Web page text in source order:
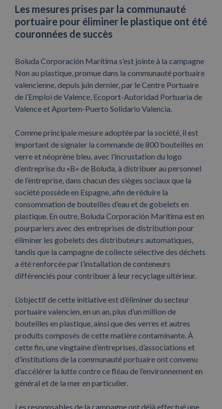
Les mesures prises par la communauté
portuaire pour éliminer le plastique ont été
couronnées de succès
Boluda Corporación Marítima s’est jointe à la campagne
Non au plastique, promue dans la communauté portuaire
valencienne, depuis juin dernier, par le Centre Portuaire
de l’Emploi de Valence, Ecoport-Autoridad Portuaria de
Valence et Aportem-Puerto Solidario Valencia.
Comme principale mesure adoptée par la société, il est
important de signaler la commande de 800 bouteilles en
verre et néoprène bleu, avec l’incrustation du logo
d’entreprise du «B» de Boluda, à distribuer au personnel
de l’entreprise, dans chacun des sièges sociaux que la
société possède en Espagne, afin de réduire la
consommation de bouteilles d’eau et de gobelets en
plastique. En outre, Boluda Corporación Marítima est en
pourparlers avec des entreprises de distribution pour
éliminer les gobelets des distributeurs automatiques,
tandis que la campagne de collecte sélective des déchets
a été renforcée par l’installation de conteneurs
différenciés pour contribuer à leur recyclage ultérieur.
L’objectif de cette initiative est d’éliminer du secteur
portuaire valencien, en un an, plus d’un million de
bouteilles en plastique, ainsi que des verres et autres
produits composés de cette matière contaminante. À
cette fin, une vingtaine d’entreprises, d’associations et
d’institutions de la communauté portuaire ont convenu
d’accélérer la lutte contre ce fléau de l’environnement en
général et de la mer en particulier.
Les responsables de la campagne ont déjà effectué une